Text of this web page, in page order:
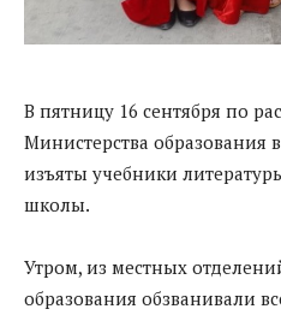
В пятницу 16 сентября по
Министерства образования
изъяты учебники
школы.
Утром, из местных
образования обзванивали